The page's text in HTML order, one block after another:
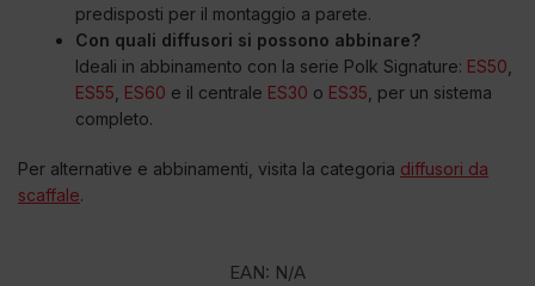
predisposti per il montaggio a parete.
Con quali diffusori si possono abbinare?
Ideali in abbinamento con la serie Polk Signature: ES50
ES55 ES60 e il centrale ES30 o ES35 , per un sistema
completo.
Per alternative e abbinamenti, visita la categoria diffusori da
scaffale.
EAN: N/A